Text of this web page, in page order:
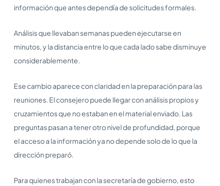
información que antes dependía de solicitudes formales.
Análisis que llevaban semanas pueden ejecutarse en
minutos, y la distancia entre lo que cada lado sabe disminuye
considerablemente.
Ese cambio aparece con claridad en la preparación para las
reuniones. El consejero puede llegar con análisis propios y
cruzamientos que no estaban en el material enviado. Las
preguntas pasan a tener otro nivel de profundidad, porque
el acceso a la información ya no depende solo de lo que la
dirección preparó.
Para quienes trabajan con la secretaría de gobierno, esto